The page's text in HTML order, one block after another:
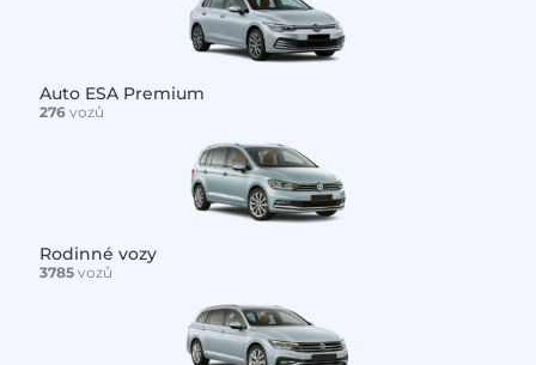
Auto ESA Premium
276vozů
Rodinné vozy
3785vozů